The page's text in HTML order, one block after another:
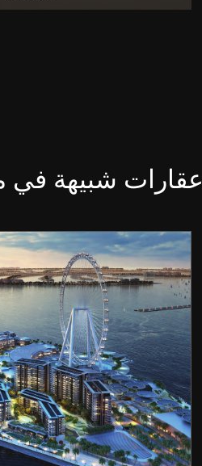
عقارات شبيهة في